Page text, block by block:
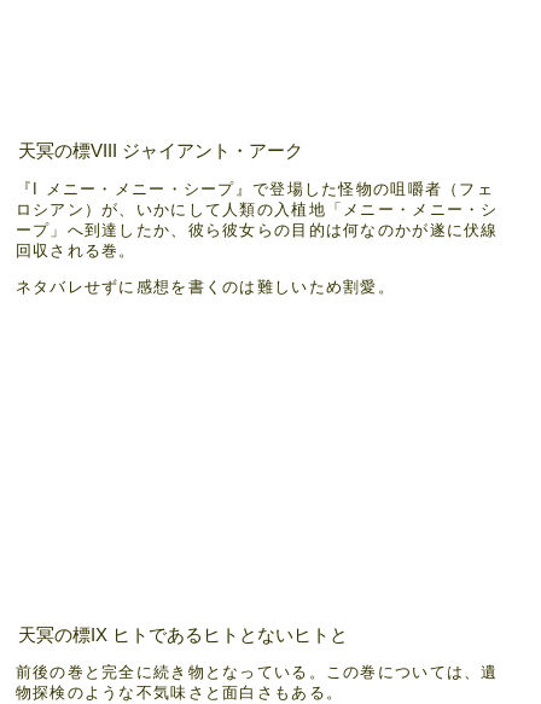
天冥の標VIII ジャイアント・アーク
『I メニー・メニー・シープ』で登場した怪物の咀嚼者（フェ
ロシアン）が、いかにして人類の入植地「メニー・メニー・シ
ープ」へ到達したか、彼ら彼女らの目的は何なのかが遂に伏線
回収される巻。
ネタバレせずに感想を書くのは難しいため割愛。
天冥の標IX ヒトであるヒトとないヒトと
前後の巻と完全に続き物となっている。この巻については、遺
物探検のような不気味さと面白さもある。